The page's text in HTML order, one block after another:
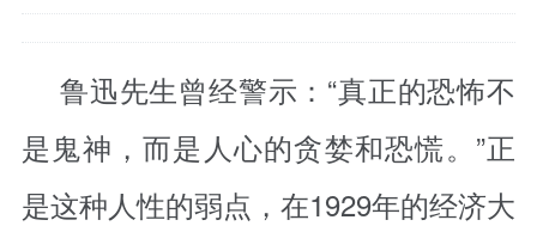
鲁迅先生曾经警示：“真正的恐怖不
是鬼神，而是人心的贪婪和恐慌。”正
是这种人性的弱点，在1929年的经济大